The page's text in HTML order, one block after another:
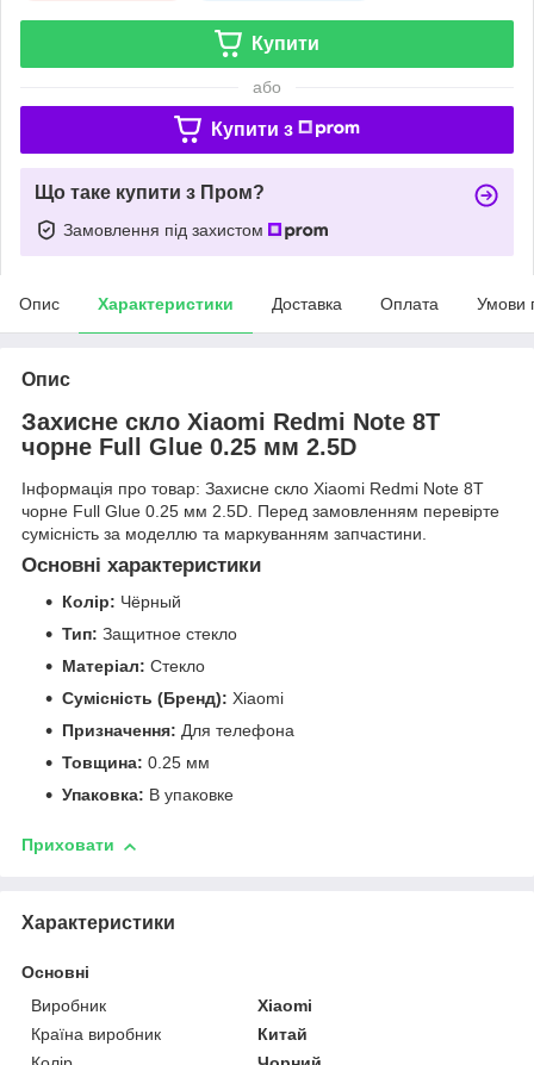
Купити
або
Купити з
Що таке купити з Пром?
Замовлення під захистом
Опис Характеристики Доставка Оплата Умови
Опис
Захисне скло Xiaomi Redmi Note 8T
чорне Full Glue 0.25 мм 2.5D
Інформація про товар: Захисне скло Xiaomi Redmi Note 8T
чорне Full Glue 0.25 мм 2.5D. Перед замовленням перевірте
сумісність за моделлю та маркуванням запчастини.
Основні характеристики
Колір: Чёрный
Тип: Защитное стекло
Матеріал: Стекло
Сумісність (Бренд): Xiaomi
Призначення: Для телефона
Товщина: 0.25 мм
Упаковка: В упаковке
Приховати
Характеристики
Основні
Виробник
Xiaomi
Країна виробник
Китай